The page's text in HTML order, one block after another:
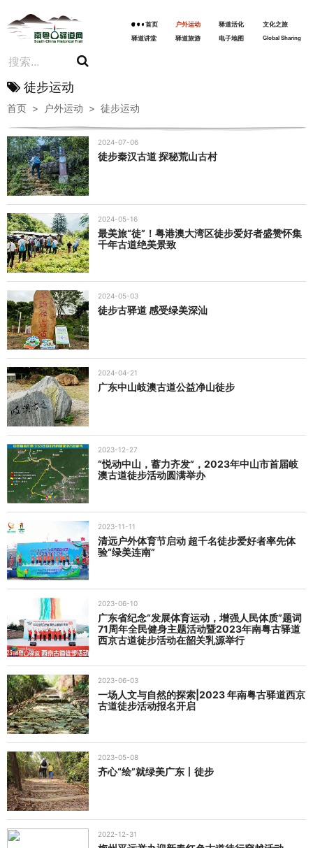
首页 户外运动 驿道活化
文化之旅
驿道讲堂
驿道旅游 电子地图 Global Sharing
徒步运动
首页 > 户外运动 > 徒步运动
2024-07-06
徒步秦汉古道 探秘荒山古村
2024-05-16
最美旅“徒”！粤港澳大湾区徒步爱好者盛赞怀集
千年古道绝美景致
2024-05-03
徒步古驿道 感受绿美深汕
2024-04-21
广东中山岐澳古道公益净山徒步
2023-12-27
“悦动中山，蓄力齐发”，2023年中山市首届岐
澳古道徒步活动圆满举办
2023-11-11
清远户外体育节启动 超千名徒步爱好者率先体
验“绿美连南”
2023-06-10
广东省纪念“发展体育运动，增强人民体质”题词
71周年全民健身主题活动暨2023年南粤古驿道
西京古道徒步活动在韶关乳源举行
2023-06-03
一场人文与自然的探索|2023 年南粤古驿道西京
古道徒步活动报名开启
2023-05-08
齐心“绘”就绿美广东丨徒步
2022-12-31